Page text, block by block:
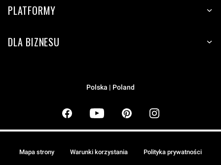
PLATFORMY
DLA BIZNESU
Polska | Poland
Mapa strony Warunki korzystania Polityka prywatności